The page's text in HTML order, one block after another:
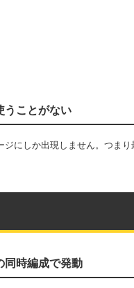
うことがない
ジにしか出現しません。つま
同時編成で発動